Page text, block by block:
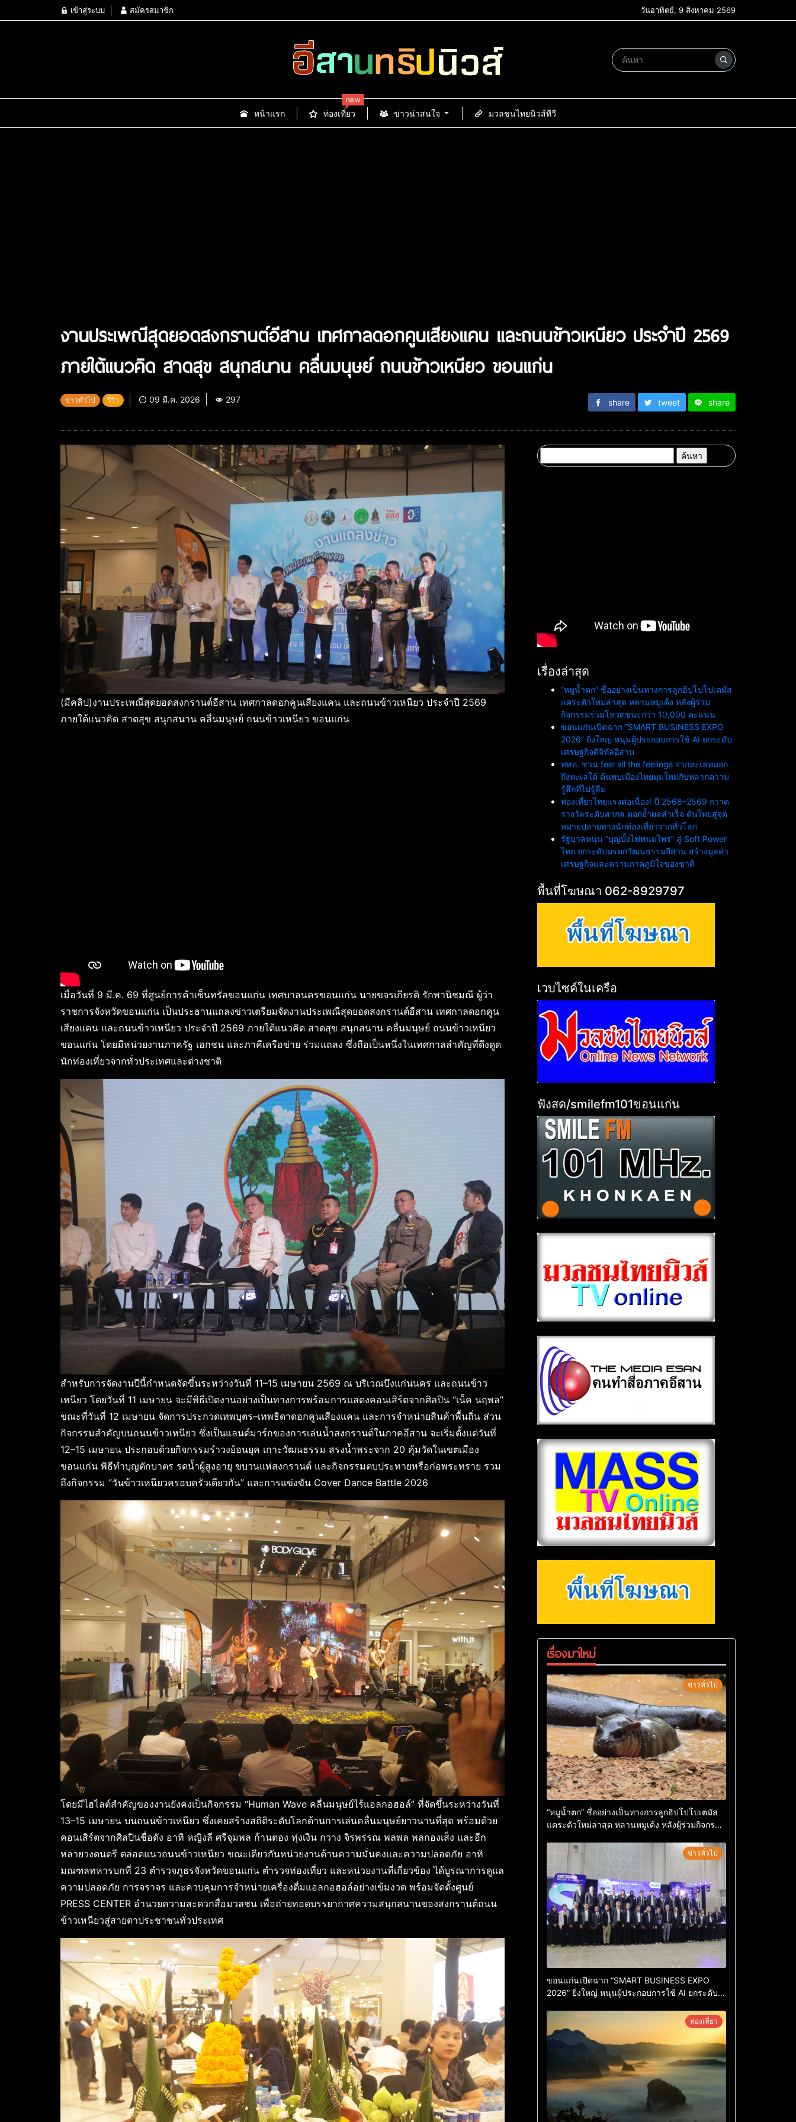
เข้าสู่ระบบ สมัครสมาชิก วันอาทิตย์, 9 สิงหาคม 2569
หน้าแรก ท่องเที่ยว
new
ข่าวน่าสนใจ มวลชนไทยนิวส์ทีวี
งานประเพณีสุดยอดสงกรานต์อีสาน เทศกาลดอกคูนเสียงแคน และถนนข้าวเหนียว ประจำปี 2569
ภายใต้แนวคิด สาดสุข สนุกสนาน คลื่นมนุษย์ ถนนข้าวเหนียว ขอนแก่น
ข่าวทั่วไป รี่วิว 09 มี.ค. 2026 297 share tweet share
(มีคลิป)งานประเพณีสุดยอดสงกรานต์อีสาน เทศกาลดอกคูนเสียงแคน และถนนข้าวเหนียว ประจำปี 2569
ภายใต้แนวคิด สาดสุข สนุกสนาน คลื่นมนุษย์ ถนนข้าวเหนียว ขอนแก่น
เมื่อวันที่ 9 มี.ค. 69 ที่ศูนย์การค้าเซ็นทรัลขอนแก่น เทศบาลนครขอนแก่น นายขจรเกียรติ รักพานิชมณี ผู้ว่า
ราชการจังหวัดขอนแก่น เป็นประธานแถลงข่าวเตรียมจัดงานประเพณีสุดยอดสงกรานต์อีสาน เทศกาลดอกคูน
เสียงแคน และถนนข้าวเหนียว ประจำปี 2569 ภายใต้แนวคิด สาดสุข สนุกสนาน คลื่นมนุษย์ ถนนข้าวเหนียว
ขอนแก่น โดยมีหน่วยงานภาครัฐ เอกชน และภาคีเครือข่าย ร่วมแถลง ซึ่งถือเป็นหนึ่งในเทศกาลสำคัญที่ดึงดูด
นักท่องเที่ยวจากทั่วประเทศและต่างชาติ
สำหรับการจัดงานปีนี้กำหนดจัดขึ้นระหว่างวันที่ 11–15 เมษายน 2569 ณ บริเวณบึงแก่นนคร และถนนข้าว
เหนียว โดยวันที่ 11 เมษายน จะมีพิธีเปิดงานอย่างเป็นทางการพร้อมการแสดงคอนเสิร์ตจากศิลปิน “เน็ค นฤพล”
ขณะที่วันที่ 12 เมษายน จัดการประกวดเทพบุตร–เทพธิดาดอกคูนเสียงแคน และการจำหน่ายสินค้าพื้นถิ่น ส่วน
กิจกรรมสำคัญบนถนนข้าวเหนียว ซึ่งเป็นแลนด์มาร์กของการเล่นน้ำสงกรานต์ในภาคอีสาน จะเริ่มตั้งแต่วันที่
12–15 เมษายน ประกอบด้วยกิจกรรมรำวงย้อนยุค เกาะวัฒนธรรม สรงน้ำพระจาก 20 คุ้มวัดในเขตเมือง
ขอนแก่น พิธีทำบุญตักบาตร รดน้ำผู้สูงอายุ ขบวนแห่สงกรานต์ และกิจกรรมตบประทายหรือก่อพระทราย รวม
ถึงกิจกรรม “วันข้าวเหนียวครอบครัวเดียวกัน” และการแข่งขัน Cover Dance Battle 2026
โดยมีไฮไลต์สำคัญของงานยังคงเป็นกิจกรรม “Human Wave คลื่นมนุษย์ไร้แอลกอฮอล์” ที่จัดขึ้นระหว่างวันที่
13–15 เมษายน บนถนนข้าวเหนียว ซึ่งเคยสร้างสถิติระดับโลกด้านการเล่นคลื่นมนุษย์ยาวนานที่สุด พร้อมด้วย
คอนเสิร์ตจากศิลปินชื่อดัง อาทิ หญิงลี ศรีจุมพล ก้านตอง ทุ่งเงิน กวาง จิรพรรณ พลพล พลกองเส็ง และอีก
หลายวงดนตรี ตลอดแนวถนนข้าวเหนียว ขณะเดียวกันหน่วยงานด้านความมั่นคงและความปลอดภัย อาทิ
มณฑลทหารบกที่ 23 ตำรวจภูธรจังหวัดขอนแก่น ตำรวจท่องเที่ยว และหน่วยงานที่เกี่ยวข้อง ได้บูรณาการดูแล
ความปลอดภัย การจราจร และควบคุมการจำหน่ายเครื่องดื่มแอลกอฮอล์อย่างเข้มงวด พร้อมจัดตั้งศูนย์
PRESS CENTER อำนวยความสะดวกสื่อมวลชน เพื่อถ่ายทอดบรรยากาศความสนุกสนานของสงกรานต์ถนน
ข้าวเหนียวสู่สายตาประชาชนทั่วประเทศ
สำหรับ:
เรื่องล่าสุด
“หมูน้ำตก” ชื่ออย่างเป็นทางการลูกฮิปโปโปเตมัส
แคระตัวใหม่ล่าสุด หลานหมูเด้ง หลังผู้ร่วม
กิจกรรมร่วมโหวตชนะกว่า 10,000 คะแนน
ขอนแก่นเปิดฉาก “SMART BUSINESS EXPO
2026” ยิ่งใหญ่ หนุนผู้ประกอบการใช้ AI ยกระดับ
เศรษฐกิจดิจิทัลอีสาน
ททท. ชวน feel all the feelings จากทะเลหมอก
ถึงทะเลใต้ ค้นพบเมืองไทยมุมใหม่กับหลากความ
รู้สึกที่ไม่รู้ลืม
ท่องเที่ยวไทยแรงต่อเนื่อง! ปี 2568–2569 กวาด
รางวัลระดับสากล ตอกย้ำผลสำเร็จ ดันไทยสู่จุด
หมายปลายทางนักท่องเที่ยวจากทั่วโลก
รัฐบาลหนุน “บุญบั้งไฟพนมไพร” สู่ Soft Power
ไทย ยกระดับมรดกวัฒนธรรมอีสาน สร้างมูลค่า
เศรษฐกิจและความภาคภูมิใจของชาติ
พื้นที่โฆษณา 062-8929797
เวบไซค์ในเครือ
ฟังสด/smilefm101ขอนแก่น
เรื่องมาใหม่
ข่าวทั่วไป
“หมูน้ำตก” ชื่ออย่างเป็นทางการลูกฮิปโปโปเตมัส
แคระตัวใหม่ล่าสุด หลานหมูเด้ง หลังผู้ร่วมกิจกรรม
ข่าวทั่วไป
ขอนแก่นเปิดฉาก “SMART BUSINESS EXPO
2026” ยิ่งใหญ่ หนุนผู้ประกอบการใช้ AI ยกระดับ
ท่องเที่ยว